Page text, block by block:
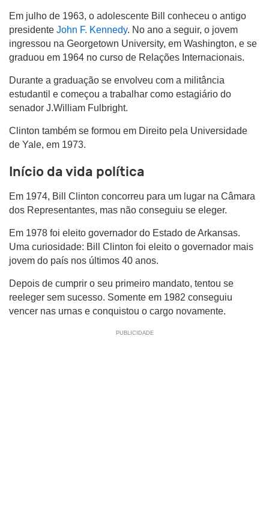
Em julho de 1963, o adolescente Bill conheceu o antigo
presidente John F. Kennedy. No ano a seguir, o jovem
ingressou na Georgetown University, em Washington, e se
graduou em 1964 no curso de Relações Internacionais.
Durante a graduação se envolveu com a militância
estudantil e começou a trabalhar como estagiário do
senador J.William Fulbright.
Clinton também se formou em Direito pela Universidade
de Yale, em 1973.
Início da vida política
Em 1974, Bill Clinton concorreu para um lugar na Câmara
dos Representantes, mas não conseguiu se eleger.
Em 1978 foi eleito governador do Estado de Arkansas.
Uma curiosidade: Bill Clinton foi eleito o governador mais
jovem do país nos últimos 40 anos.
Depois de cumprir o seu primeiro mandato, tentou se
reeleger sem sucesso. Somente em 1982 conseguiu
vencer nas urnas e conquistou o cargo novamente.